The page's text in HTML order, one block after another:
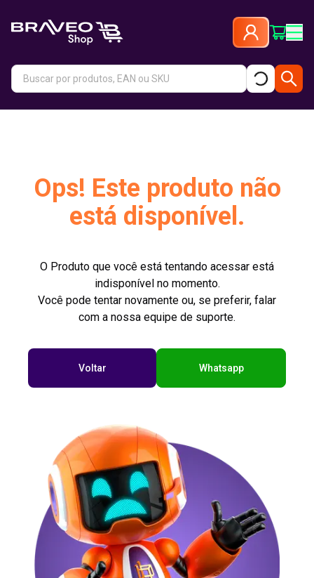
Ops! Este produto não
está disponível.
O Produto que você está tentando acessar está
indisponível no momento.
Você pode tentar novamente ou, se preferir, falar
com a nossa equipe de suporte.
Voltar Whatsapp